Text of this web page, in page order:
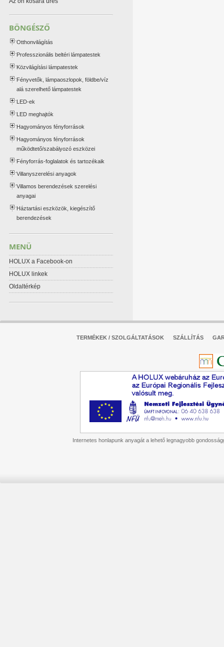
BÖNGÉSZŐ
Otthonvilágítás
Professzionális beltéri lámpatestek
Közvilágítási lámpatestek
Fényvetők, lámpaoszlopok, földbe/víz
alá szerelhető lámpatestek
LED-ek
LED meghajtók
Hagyományos fényforrások
Hagyományos fényforrások
működtető/szabályozó eszközei
Fényforrás-foglalatok és tartozékaik
Villanyszerelési anyagok
Villamos berendezések szerelési
anyagai
Háztartási eszközök, kiegészítő
berendezések
MENÜ
HOLUX a Facebook-on
HOLUX linkek
Oldaltérkép
TERMÉKEK / SZOLGÁLTATÁSOK SZÁLLÍTÁS
Internetes honlapunk anyagát a lehető legnagyobb